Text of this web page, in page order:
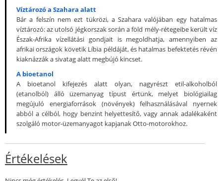
Víztározó a Szahara alatt
Bár a felszín nem ezt tükrözi, a Szahara valójában egy hatalmas
víztározó: az utolsó jégkorszak során a föld mély-rétegeibe került víz
Észak-Afrika vízellátási gondjait is megoldhatja, amennyiben az
afrikai országok követik Líbia példáját, és hatalmas befektetés révén
kiaknázzák a sivatag alatt megbújó kincset.
A bioetanol
A bioetanol kifejezés alatt olyan, nagyrészt etil-alkoholból
(etanolból) álló üzemanyag típust értünk, melyet biológiailag
megújuló energiaforrások (növények) felhasználásával nyernek
abból a célból, hogy benzint helyettesítő, vagy annak adalékaként
szolgáló motor-üzemanyagot kapjanak Otto-motorokhoz.
Értékelések